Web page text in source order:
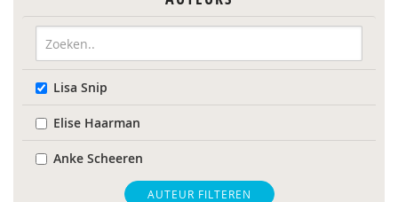
Lisa Snip
Elise Haarman
Anke Scheeren
AUTEUR FILTEREN